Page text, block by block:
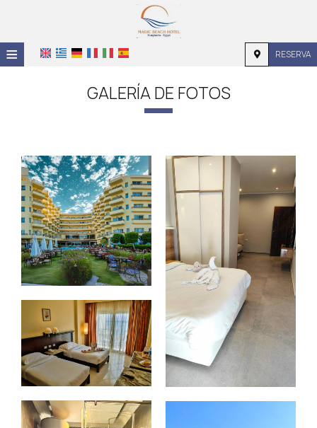
≡ RESERVA
UBICACIÓN
INSTALACIONES
GALERÍA DE FOTOS
INVESTIGACIÓN
CONTACTO
GALERÍA DE FOTOS